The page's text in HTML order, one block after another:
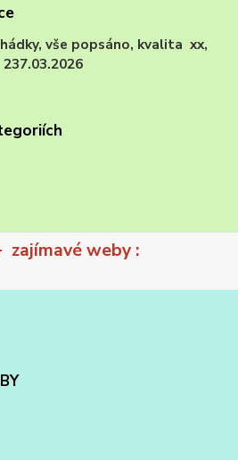
vše popsáno, kvalita xx,
+ zajímavé weby :